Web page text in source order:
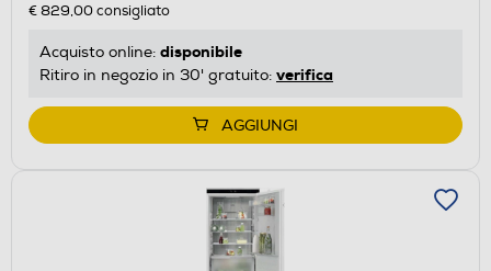
€ 829,00consigliato
Acquisto online: disponibile
Ritiro in negozio in 30' gratuito: verifica
AGGIUNGI